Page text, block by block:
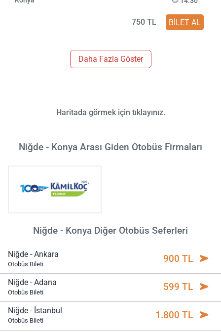
750 TL BİLET AL
Daha Fazla Göster
Haritada görmek için tıklayınız.
Niğde - Konya Arası Giden Otobüs Firmaları
Niğde - Konya Diğer Otobüs Seferleri
Niğde - Ankara
Otobüs Bileti 900 TL
Niğde - Adana
Otobüs Bileti 599 TL
Niğde - İstanbul
Otobüs Bileti 1.800 TL